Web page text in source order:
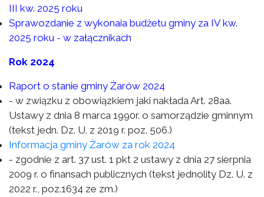
III kw. 2025 roku
Sprawozdanie z wykonaia budżetu gminy za IV kw.
2025 roku - w załącznikach
Rok 2024
Raport o stanie gminy Żarów 2024
- w związku z obowiązkiem jaki nakłada Art. 28aa.
Ustawy z dnia 8 marca 1990r. o samorządzie gminnym
(tekst jedn. Dz. U. z 2019 r. poz. 506.)
Informacja gminy Żarów za rok 2024
- zgodnie z art. 37 ust. 1 pkt 2 ustawy z dnia 27 sierpnia
2009 r. o finansach publicznych (tekst jednolity Dz. U. z
2022 r., poz.1634 ze zm.)